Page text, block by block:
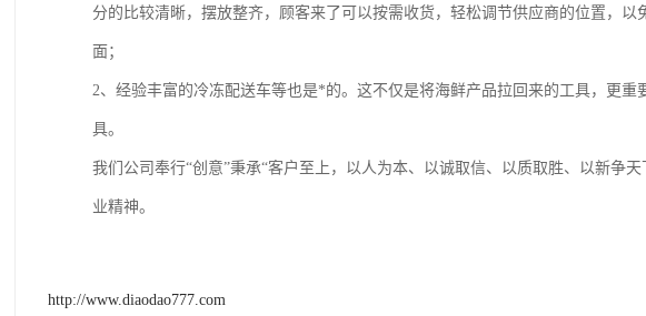
分的比较清晰，摆放整齐，顾客来了可以按需收货，轻松调节供应商的位置，
面；
2、经验丰富的冷冻配送车等也是*的。这不仅是将海鲜产品拉回来的工具，更
具。
我们公司奉行“创意”秉承“客户至上，以人为本、以诚取信、以质取胜、以新争
业精神。
http://www.diaodao777.com